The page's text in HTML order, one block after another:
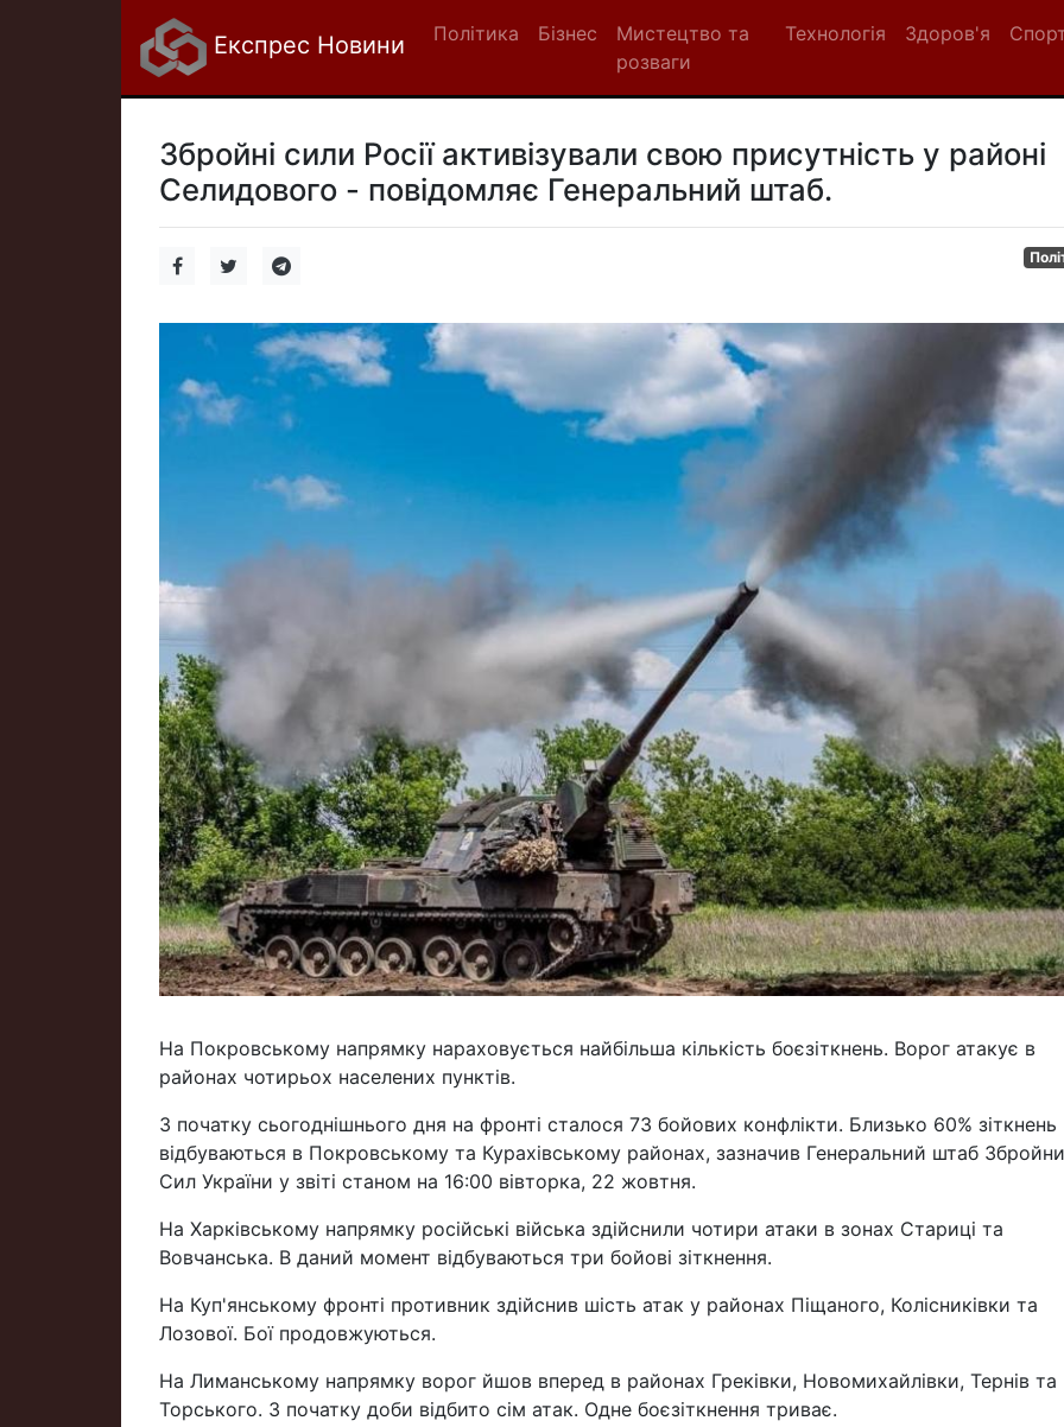
Експрес Новини Політика Бізнес
Мистецтво та
розваги
Технологія Здоров'я
Збройні сили Росії активізували свою присутність у районі
Селидового - повідомляє Генеральний штаб.
На Покровському напрямку нараховується найбільша кількість боєзіткнень. Ворог атакує в
районах чотирьох населених пунктів.
З початку сьогоднішнього дня на фронті сталося 73 бойових конфлікти. Близько 60% зіткнень
відбуваються в Покровському та Курахівському районах, зазначив Генеральний штаб
Сил України у звіті станом на 16:00 вівторка, 22 жовтня.
На Харківському напрямку російські війська здійснили чотири атаки в зонах Стариці та
Вовчанська. В даний момент відбуваються три бойові зіткнення.
На Куп'янському фронті противник здійснив шість атак у районах Піщаного, Колісниківки та
Лозової. Бої продовжуються.
На Лиманському напрямку ворог йшов вперед в районах Греківки, Новомихайлівки, Тернів та
Торського. З початку доби відбито сім атак. Одне боєзіткнення триває.